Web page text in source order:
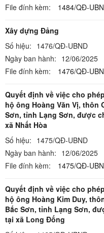
File đính kèm:
1484/QĐ-
Xây dựng Đảng
Số hiệu: 1476/QĐ-UBND
Ngày ban hành: 12/06/2025
File đính kèm:
1476/QĐ-
Quyết định về việc cho
hộ ông Hoàng Văn Vị, thôn
Sơn, tỉnh Lạng Sơn, được
xã Nhất Hòa
Số hiệu: 1475/QĐ-UBND
Ngày ban hành: 12/06/2025
File đính kèm:
1475/QĐ-
Quyết định về việc cho
hộ ông Hoàng Kim Duy,
Bắc Sơn, tỉnh Lạng Sơn,
tại xã Long Đống